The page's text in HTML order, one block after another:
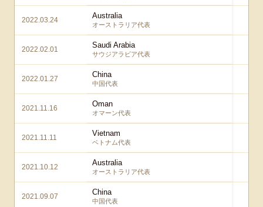
2022.03.24 Australia
オーストラリア代表
2022.02.01 Saudi Arabia
サウジアラビア代表
2022.01.27 China
中国代表
2021.11.16 Oman
オマーン代表
2021.11.11 Vietnam
ベトナム代表
2021.10.12 Australia
オーストラリア代表
2021.09.07 China
中国代表